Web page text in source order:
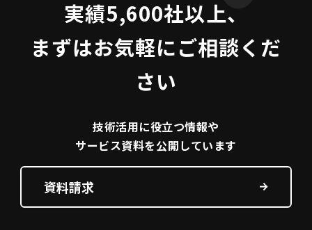
実績5,600社以上、
まずはお気軽にご相談くだ
さい
技術活用に役立つ情報や
サービス資料を公開しています
資料請求